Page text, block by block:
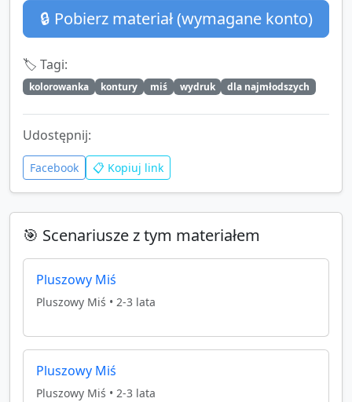
🔒 Pobierz materiał (wymagane konto)
🏷️ Tagi:
kolorowanka kontury miś wydruk dla najmłodszych
Udostępnij:
Facebook 📋 Kopiuj link
🎯 Scenariusze z tym materiałem
Pluszowy Miś
Pluszowy Miś • 2-3 lata
Pluszowy Miś
Pluszowy Miś • 2-3 lata